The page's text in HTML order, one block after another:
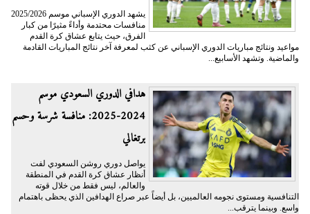
يشهد الدوري الإسباني موسم 2025/2026
منافسات محتدمة وأداءً مثيرًا من كبار
الفرق، حيث يتابع عشاق كرة القدم
مواعيد ونتائج مباريات الدوري الإسباني عن كثب لمعرفة آخر نتائج المباريات القادمة
والماضية. وتشهد الأسابيع...
هدافي الدوري السعودي موسم
2024-2025: منافسة شرسة وحسم
برتغالي
يواصل دوري روشن السعودي لفت
أنظار عشاق كرة القدم في المنطقة
والعالم، ليس فقط من خلال قوته
التنافسية ومستوى نجومه العالميين، بل أيضاً عبر صراع الهدافين الذي يحظى باهتمام
واسع. وبينما يترقب...